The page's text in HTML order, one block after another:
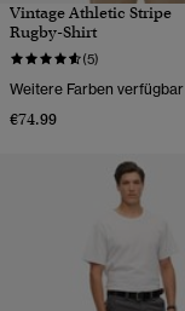
Vintage Athletic Stripe
Rugby-Shirt
(5)
Weitere Farben verfügbar
€74.99